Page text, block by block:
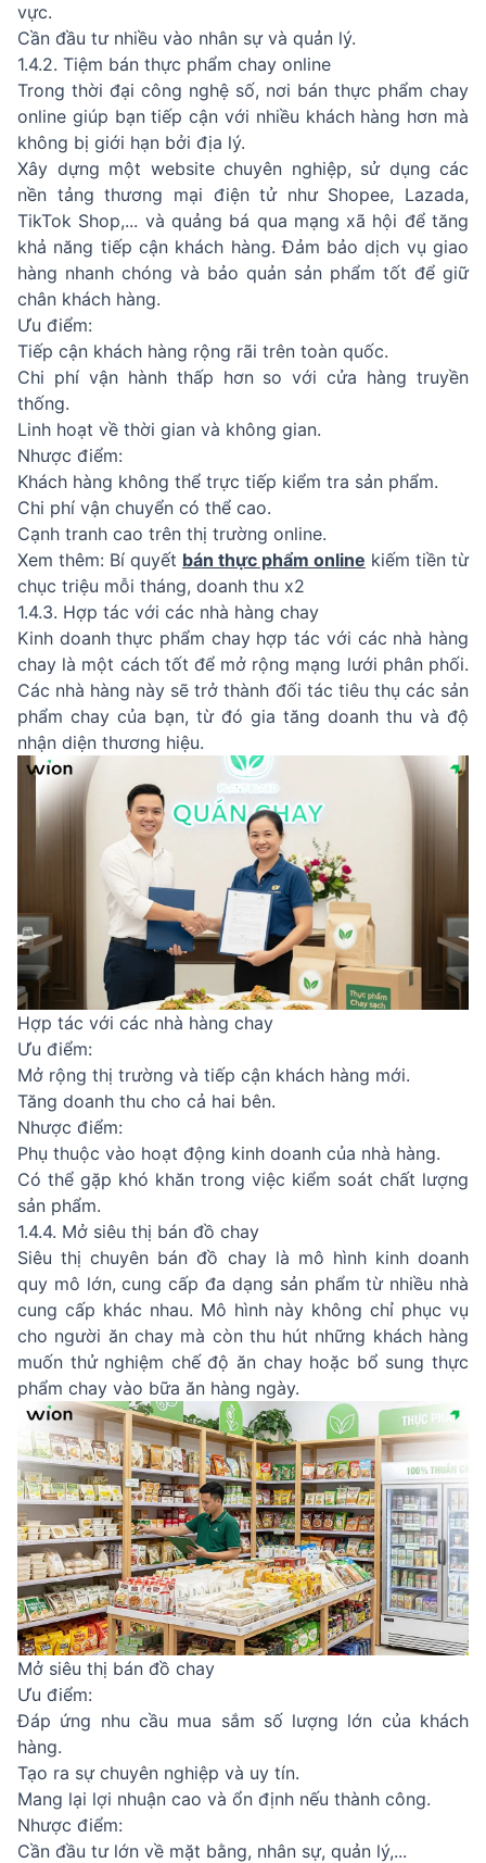
vực.
Cần đầu tư nhiều vào nhân sự và quản lý.
1.4.2. Tiệm bán thực phẩm chay online
Trong thời đại công nghệ số, nơi bán thực phẩm chay
online giúp bạn tiếp cận với nhiều khách hàng hơn mà
không bị giới hạn bởi địa lý.
Xây dựng một website chuyên nghiệp, sử dụng các
nền tảng thương mại điện tử như Shopee, Lazada,
TikTok Shop,... và quảng bá qua mạng xã hội để tăng
khả năng tiếp cận khách hàng. Đảm bảo dịch vụ giao
hàng nhanh chóng và bảo quản sản phẩm tốt để giữ
chân khách hàng.
Ưu điểm:
Tiếp cận khách hàng rộng rãi trên toàn quốc.
Chi phí vận hành thấp hơn so với cửa hàng truyền
thống.
Linh hoạt về thời gian và không gian.
Nhược điểm:
Khách hàng không thể trực tiếp kiểm tra sản phẩm.
Chi phí vận chuyển có thể cao.
Cạnh tranh cao trên thị trường online.
Xem thêm: Bí quyết bán thực phẩm online kiếm tiền từ
chục triệu mỗi tháng, doanh thu x2
1.4.3. Hợp tác với các nhà hàng chay
Kinh doanh thực phẩm chay hợp tác với các nhà hàng
chay là một cách tốt để mở rộng mạng lưới phân phối.
Các nhà hàng này sẽ trở thành đối tác tiêu thụ các sản
phẩm chay của bạn, từ đó gia tăng doanh thu và độ
nhận diện thương hiệu.
Hợp tác với các nhà hàng chay
Ưu điểm:
Mở rộng thị trường và tiếp cận khách hàng mới.
Tăng doanh thu cho cả hai bên.
Nhược điểm:
Phụ thuộc vào hoạt động kinh doanh của nhà hàng.
Có thể gặp khó khăn trong việc kiểm soát chất lượng
sản phẩm.
1.4.4. Mở siêu thị bán đồ chay
Siêu thị chuyên bán đồ chay là mô hình kinh doanh
quy mô lớn, cung cấp đa dạng sản phẩm từ nhiều nhà
cung cấp khác nhau. Mô hình này không chỉ phục vụ
cho người ăn chay mà còn thu hút những khách hàng
muốn thử nghiệm chế độ ăn chay hoặc bổ sung thực
phẩm chay vào bữa ăn hàng ngày.
Mở siêu thị bán đồ chay
Ưu điểm:
Đáp ứng nhu cầu mua sắm số lượng lớn của khách
hàng.
Tạo ra sự chuyên nghiệp và uy tín.
Mang lại lợi nhuận cao và ổn định nếu thành công.
Nhược điểm:
Cần đầu tư lớn về mặt bằng, nhân sự, quản lý,...